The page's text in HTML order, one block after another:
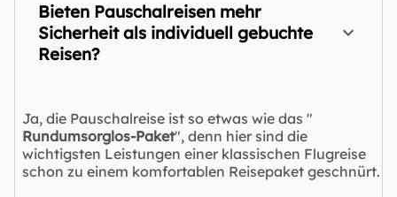
Bieten Pauschalreisen mehr
Sicherheit als individuell gebuchte
Reisen?
Ja, die Pauschalreise ist so etwas wie das "
Rundumsorglos-Paket", denn hier sind die
wichtigsten Leistungen einer klassischen Flugreise
schon zu einem komfortablen Reisepaket geschnürt.